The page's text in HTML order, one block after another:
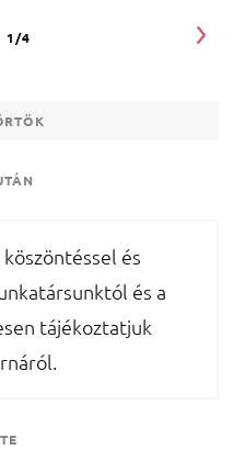
és
és a
tájékoztatjuk